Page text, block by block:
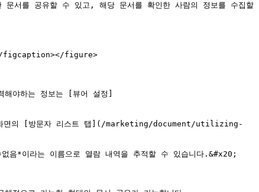
문서를 공유할 수 있고, 해당 문서를 확인한 사람의 정보를 수집할
figcaption></figure>
야하는 정보는 [뷰어 설정]
화면의 [방문자 리스트 탭](/marketing/document/utilizing-
음*이라는 이름으로 열람 내역을 추적할 수 있습니다.&#x20;